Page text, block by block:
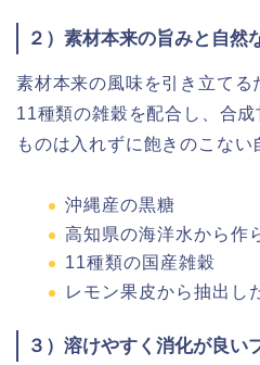
２）素材本来の旨みと自然
素材本来の風味を引き立てる
11種類の雑穀を配合し、合
ものは入れずに飽きのこない
沖縄産の黒糖
高知県の海洋水から作
11種類の国産雑穀
レモン果皮から抽出し
３）溶けやすく消化が良い